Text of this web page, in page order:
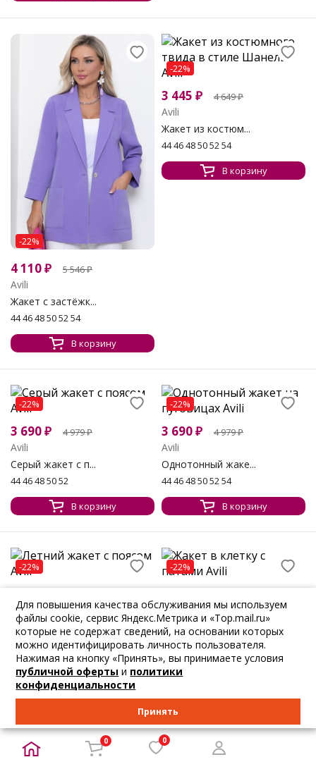
-22%
4 110₽ 5 546₽
Avili
Жакет с застёжк...
44 46 48 50 52 54
В корзину
-22%
3 445 ₽ 4 649₽
Avili
Жакет из костюм...
44 46 48 50 52 54
В корзину
-22%
3 690₽ 4 979₽
Avili
Серый жакет с п...
44 46 48 50 52
В корзину
-22%
3 690₽ 4 979₽
Avili
Однотонный жаке...
44 46 48 50 52 54
В корзину
-22%
Avili
Летний жакет с...
44 46 48 50 52 54
В корзину
-22%
Avili
Жакет в клетку...
44 46 48 50
В корзину
ПОКАЗАТЬ ЕЩЕ
Для повышения качества обслуживания мы используем
файлы cookie, сервис Яндекс.Метрика и «Top.mail.ru»
которые не содержат сведений, на основании которых
можно идентифицировать личность пользователя.
Нажимая на кнопку «Принять», вы принимаете условия
публичной оферты и политики
конфиденциальности
Принять
0 0